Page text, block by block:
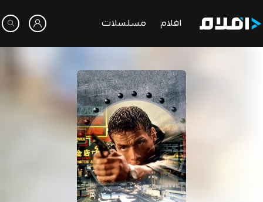
افلام مسلسلات